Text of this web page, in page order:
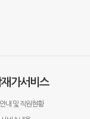
가서비스
내 및 직원현황